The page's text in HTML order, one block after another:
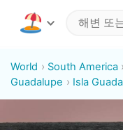
World South America
Guadalupe
Isla